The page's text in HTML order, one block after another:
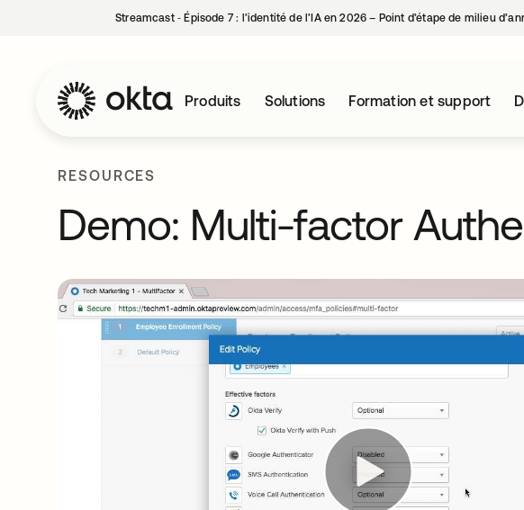
Streamcast ‑ Épisode 7 : l’identité de l’IA en 2026 – Point d’étape de milieu
Produits Solutions Formation et support
RESOURCES
Demo: Multi-factor